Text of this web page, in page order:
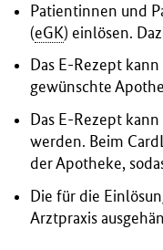
Patientinnen und
(eGK) einlösen.
Das E-Rezept
gewünschte
Das E-Rezept
werden. Beim
der Apotheke,
Die für die
Arztpraxis